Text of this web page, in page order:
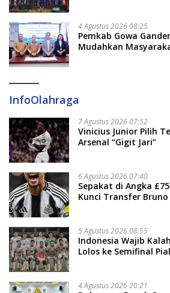
4 Agustus 2026 08:25
Pemkab Gowa
Mudahkan
InfoOlahraga
7 Agustus 2026 07:52
Vinicius Junior Pilih
Arsenal “Gigit Jari”
6 Agustus 2026 07:40
Sepakat di Angka
Kunci Transfer
5 Agustus 2026 08:55
Indonesia Wajib
Lolos ke Semifinal
4 Agustus 2026 20:21